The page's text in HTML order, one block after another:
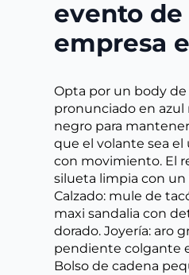
evento de
empresa
Opta por un body de
pronunciado en azul
negro para
que el volante sea
con movimiento. El
silueta limpia con un
Calzado: mule de
maxi sandalia con
dorado. Joyería: aro
pendiente colgante
Bolso de cadena